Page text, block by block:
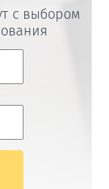
с выбором